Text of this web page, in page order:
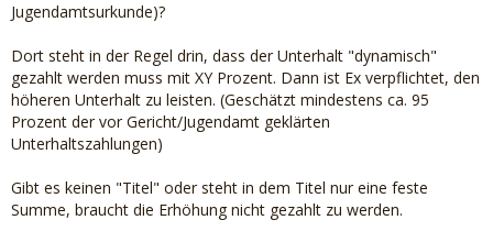
Jugendamtsurkunde)?
Dort steht in der Regel drin, dass der Unterhalt "dynamisch"
gezahlt werden muss mit XY Prozent. Dann ist Ex verpflichtet, den
höheren Unterhalt zu leisten. (Geschätzt mindestens ca. 95
Prozent der vor Gericht/Jugendamt geklärten
Unterhaltszahlungen)
Gibt es keinen "Titel" oder steht in dem Titel nur eine feste
Summe, braucht die Erhöhung nicht gezahlt zu werden.